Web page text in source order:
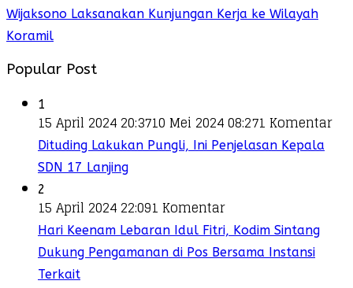
Wijaksono Laksanakan Kunjungan Kerja ke Wilayah
Koramil
Popular Post
1
15 April 2024 20:3710 Mei 2024 08:271 Komentar
Dituding Lakukan Pungli, Ini Penjelasan Kepala
SDN 17 Lanjing
2
15 April 2024 22:091 Komentar
Hari Keenam Lebaran Idul Fitri, Kodim Sintang
Dukung Pengamanan di Pos Bersama Instansi
Terkait